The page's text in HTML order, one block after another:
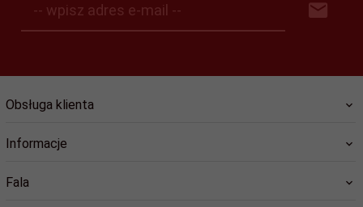
-- wpisz adres e-mail --
Obsługa klienta
Informacje
Fala